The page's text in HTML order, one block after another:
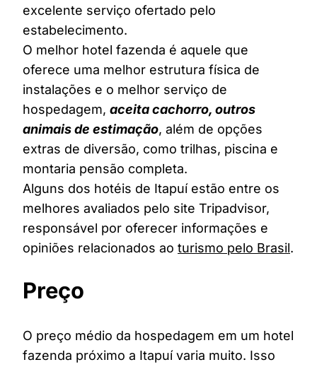
excelente serviço ofertado pelo
estabelecimento.
O melhor hotel fazenda é aquele que
oferece uma melhor estrutura física de
instalações e o melhor serviço de
hospedagem, aceita cachorro, outros
animais de estimação, além de opções
extras de diversão, como trilhas, piscina e
montaria pensão completa.
Alguns dos hotéis de Itapuí estão entre os
melhores avaliados pelo site Tripadvisor,
responsável por oferecer informações e
opiniões relacionados ao turismo pelo Brasil.
Preço
O preço médio da hospedagem em um hotel
fazenda próximo a Itapuí varia muito. Isso